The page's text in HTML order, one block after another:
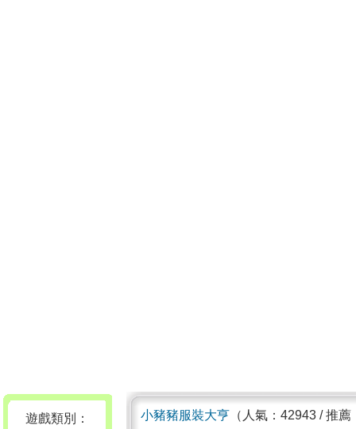
遊戲類別： 小豬豬服裝大亨 （人氣：42943 / 推